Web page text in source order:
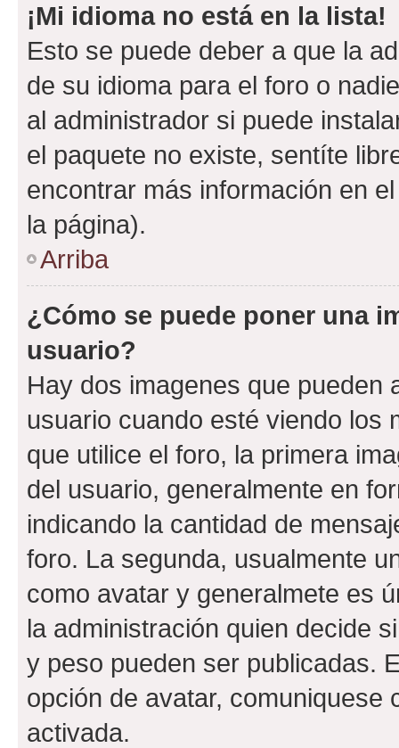
¡Mi idioma no está en la lista!
Esto se puede deber a que la
de su idioma para el foro o
al administrador si puede
el paquete no existe, sentíte
encontrar más información en
la página).
Arriba
¿Cómo se puede poner una
usuario?
Hay dos imagenes que pueden
usuario cuando esté viendo los
que utilice el foro, la primera
del usuario, generalmente en
indicando la cantidad de
foro. La segunda, usualmente
como avatar y generalmete es
la administración quien decide
y peso pueden ser publicadas.
opción de avatar, comuniquese
activada.